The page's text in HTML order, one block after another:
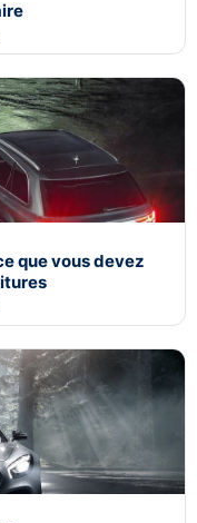
que vous devez